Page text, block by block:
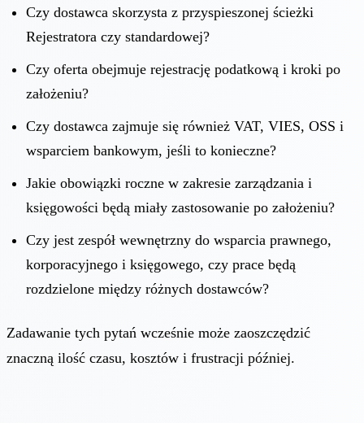
Czy dostawca skorzysta z przyspieszonej ścieżki
Rejestratora czy standardowej?
Czy oferta obejmuje rejestrację podatkową i kroki po
założeniu?
Czy dostawca zajmuje się również VAT, VIES, OSS i
wsparciem bankowym, jeśli to konieczne?
Jakie obowiązki roczne w zakresie zarządzania i
księgowości będą miały zastosowanie po założeniu?
Czy jest zespół wewnętrzny do wsparcia prawnego,
korporacyjnego i księgowego, czy prace będą
rozdzielone między różnych dostawców?
Zadawanie tych pytań wcześnie może zaoszczędzić
znaczną ilość czasu, kosztów i frustracji później.